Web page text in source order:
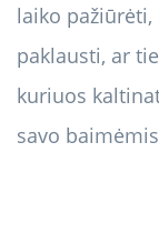
laiko
paklausti, ar
kuriuos
savo